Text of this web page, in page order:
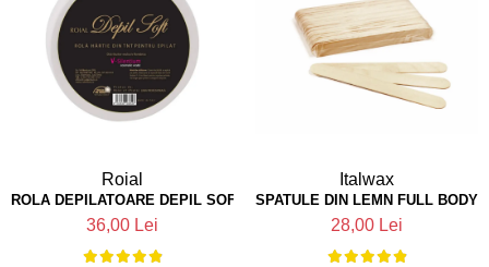
Roial
ROLA DEPILATOARE DEPIL SOFT ROIAL GOLD COLLECTION
36,00 Lei
Italwax
SPATULE DIN LEMN FULL BODY
28,00 Lei